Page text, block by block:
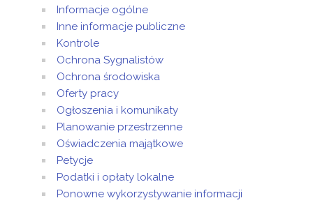
Informacje ogólne
Inne informacje publiczne
Kontrole
Ochrona Sygnalistów
Ochrona środowiska
Oferty pracy
Ogłoszenia i komunikaty
Planowanie przestrzenne
Oświadczenia majątkowe
Petycje
Podatki i opłaty lokalne
Ponowne wykorzystywanie informacji